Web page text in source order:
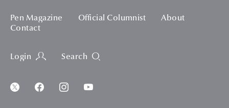
Pen Magazine Official Columnist
About
Contact
Login Search